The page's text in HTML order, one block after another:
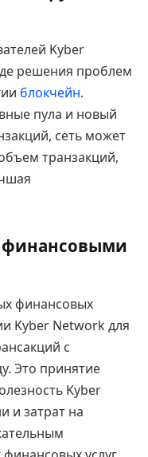
Kyber
решения проблем
блокчейн.
пула и новый
сеть может
транзакций,
финансовых
Kyber Network для
с
Это принятие
Kyber
и затрат на